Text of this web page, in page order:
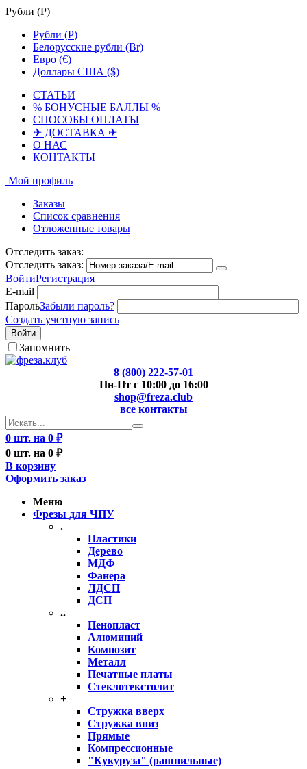
Рубли (Р)
Рубли (Р)
Белорусские рубли (Br)
Евро (€)
Доллары США ($)
СТАТЬИ
% БОНУСНЫЕ БАЛЛЫ %
СПОСОБЫ ОПЛАТЫ
✈ ДОСТАВКА ✈
О НАС
КОНТАКТЫ
Мой профиль
Заказы
Список сравнения
Отложенные товары
Отследить заказ:
Отследить заказ:
ВойтиРегистрация
E-mail
ПарольЗабыли пароль?
Создать учетную запись
Войти
Запомнить
8 (800) 222-57-01
Пн-Пт с 10:00 до 16:00
shop@freza.club
все контакты
0 шт. на 0 ₽
0 шт. на 0 ₽
В корзину
Оформить заказ
Меню
Фрезы для ЧПУ
.
Пластики
Дерево
МДФ
Фанера
ЛДСП
ДСП
..
Пенопласт
Алюминий
Композит
Металл
Печатные платы
Стеклотекстолит
+
Стружка вверх
Стружка вниз
Прямые
Компрессионные
"Кукуруза" (рашпильные)